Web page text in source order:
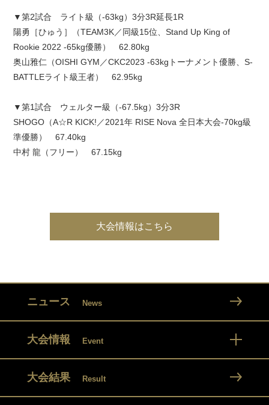
▼第2試合 ライト級（-63kg）3分3R延長1R
陽勇［ひゅう］（TEAM3K／同級15位、Stand Up King of
Rookie 2022 -65kg優勝） 62.80kg
奥山雅仁（OISHI GYM／CKC2023 -63kgトーナメント優勝、S-
BATTLEライト級王者） 62.95kg
▼第1試合 ウェルター級（-67.5kg）3分3R
SHOGO（A☆R KICK!／2021年 RISE Nova 全日本大会-70kg級
準優勝） 67.40kg
中村 龍（フリー） 67.15kg
大会情報はこちら
ニュース News
大会情報 Event
大会結果 Result